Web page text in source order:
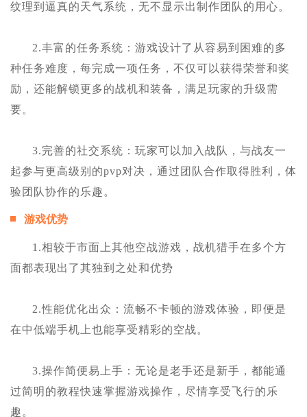
纹理到逼真的天气系统，无不显示出制作团队的用心。
2.丰富的任务系统：游戏设计了从容易到困难的多
种任务难度，每完成一项任务，不仅可以获得荣誉和奖
励，还能解锁更多的战机和装备，满足玩家的升级需
要。
3.完善的社交系统：玩家可以加入战队，与战友一
起参与更高级别的pvp对决，通过团队合作取得胜利，体
验团队协作的乐趣。
游戏优势
1.相较于市面上其他空战游戏，战机猎手在多个方
面都表现出了其独到之处和优势
2.性能优化出众：流畅不卡顿的游戏体验，即便是
在中低端手机上也能享受精彩的空战。
3.操作简便易上手：无论是老手还是新手，都能通
过简明的教程快速掌握游戏操作，尽情享受飞行的乐
趣。